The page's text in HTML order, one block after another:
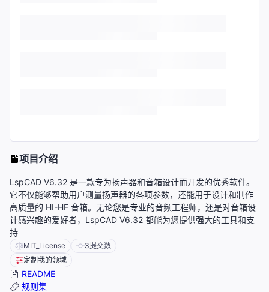
项目介绍
LspCAD V6.32 是一款专为扬声器和音箱设计而开发的优秀软件。
它不仅能够帮助用户测量扬声器的各项参数，还能用于设计和制作
高质量的 HI-HF 音箱。无论您是专业的音频工程师，还是对音箱设
计感兴趣的爱好者，LspCAD V6.32 都能为您提供强大的工具和支
持
MIT_License 3提交数
定制我的领域
README
规则集